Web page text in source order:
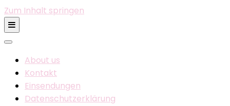
Zum Inhalt springen
About us
Kontakt
Einsendungen
Datenschutzerklärung